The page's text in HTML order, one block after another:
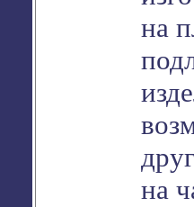
на
на